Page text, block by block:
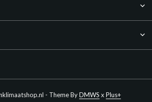
- Theme ByDMWS x Plus+